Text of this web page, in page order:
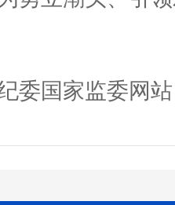
委国家监委网站